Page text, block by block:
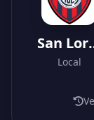
Local